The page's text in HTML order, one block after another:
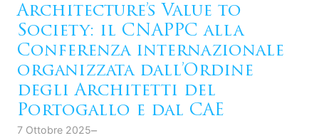
Architecture’s Value to
Society: il CNAPPC alla
Conferenza internazionale
organizzata dall’Ordine
degli Architetti del
Portogallo e dal CAE
7 Ottobre 2025–